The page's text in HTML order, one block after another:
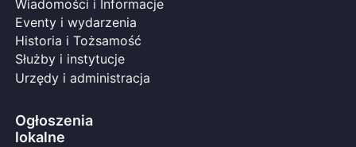
Wiadomości i Informacje
Eventy i wydarzenia
Historia i Tożsamość
Służby i instytucje
Urzędy i administracja
Ogłoszenia
lokalne